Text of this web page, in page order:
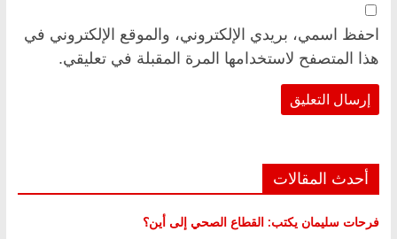
احفظ اسمي، بريدي الإلكتروني، والموقع الإلكتروني في
هذا المتصفح لاستخدامها المرة المقبلة في تعليقي.
أحدث المقالات
فرحات سليمان يكتب: القطاع الصحي إلى أين؟